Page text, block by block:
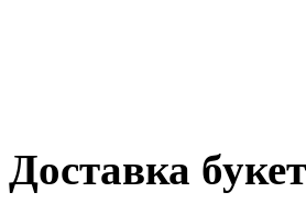
Доставка